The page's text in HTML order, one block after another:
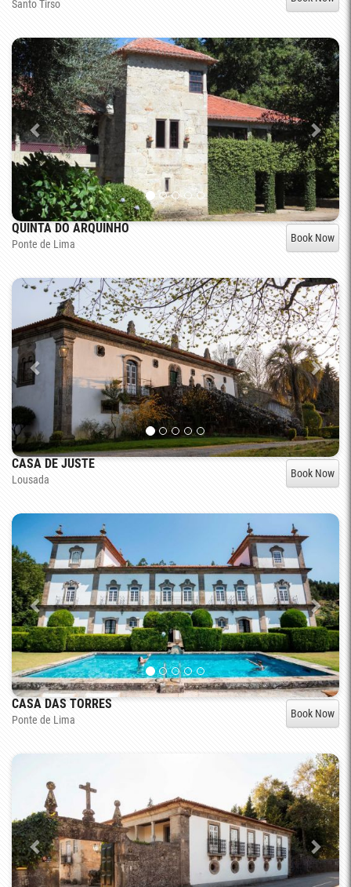
Santo Tirso
QUINTA DO ARQUINHO
Ponte de Lima Book Now
CASA DE JUSTE
Lousada Book Now
CASA DAS TORRES
Ponte de Lima Book Now